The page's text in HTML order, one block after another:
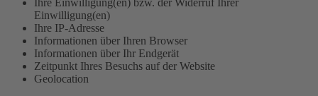
Ihre Einwilligung(en) bzw. der Widerruf Ihrer
Einwilligung(en)
Ihre IP-Adresse
Informationen über Ihren Browser
Informationen über Ihr Endgerät
Zeitpunkt Ihres Besuchs auf der Website
Geolocation